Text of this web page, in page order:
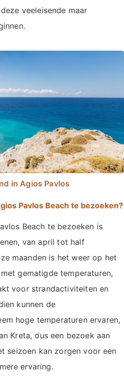
veeleisende maar
in Agios Pavlos
Pavlos Beach te bezoeken?
Beach te bezoeken is
van april tot half
maanden is het weer op het
gematigde temperaturen,
voor strandactiviteiten en
kunnen de
hoge temperaturen ervaren,
Kreta, dus een bezoek aan
seizoen kan zorgen voor een
ervaring.